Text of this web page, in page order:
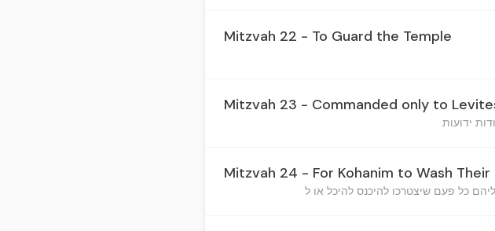
Mitzvah 22 - To Guard the Temple
Mitzvah 23 - Commanded only to
Mitzvah 24 - For Kohanim to Wash